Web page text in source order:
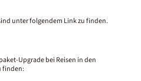
unter folgendem Link zu finden.
Upgrade bei Reisen in den
finden: